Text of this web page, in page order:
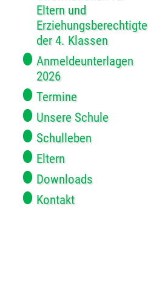
Eltern und
Erziehungsberechtigte
der 4. Klassen
Anmeldeunterlagen
2026
Termine
Unsere Schule
Schulleben
Eltern
Downloads
Kontakt